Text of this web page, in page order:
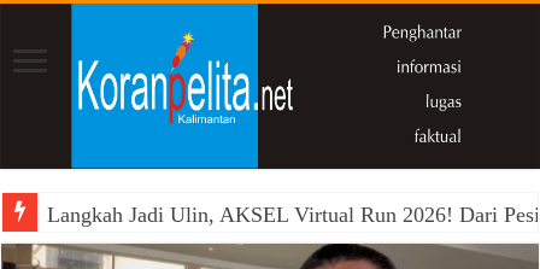
Langkah Jadi Ulin, AKSEL Virtual Run 2026! Dari